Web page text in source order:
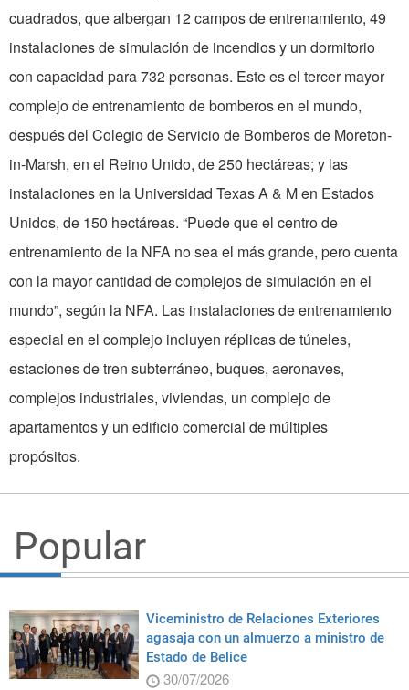
cuadrados, que albergan 12 campos de entrenamiento, 49
instalaciones de simulación de incendios y un dormitorio
con capacidad para 732 personas. Este es el tercer mayor
complejo de entrenamiento de bomberos en el mundo,
después del Colegio de Servicio de Bomberos de Moreton-
in-Marsh, en el Reino Unido, de 250 hectáreas; y las
instalaciones en la Universidad Texas A & M en Estados
Unidos, de 150 hectáreas. “Puede que el centro de
entrenamiento de la NFA no sea el más grande, pero cuenta
con la mayor cantidad de complejos de simulación en el
mundo”, según la NFA. Las instalaciones de entrenamiento
especial en el complejo incluyen réplicas de túneles,
estaciones de tren subterráneo, buques, aeronaves,
complejos industriales, viviendas, un complejo de
apartamentos y un edificio comercial de múltiples
propósitos.
Popular
Viceministro de Relaciones Exteriores
agasaja con un almuerzo a ministro de
Estado de Belice
30/07/2026